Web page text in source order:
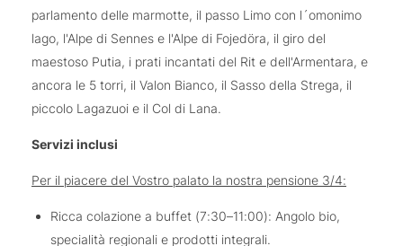
parlamento delle marmotte, il passo Limo con l´omonimo
lago, l'Alpe di Sennes e l'Alpe di Fojedöra, il giro del
maestoso Putia, i prati incantati del Rit e dell'Armentara, e
ancora le 5 torri, il Valon Bianco, il Sasso della Strega, il
piccolo Lagazuoi e il Col di Lana.
Servizi inclusi
Per il piacere del Vostro palato la nostra pensione 3/4:
Ricca colazione a buffet (7:30–11:00): Angolo bio,
specialità regionali e prodotti integrali.